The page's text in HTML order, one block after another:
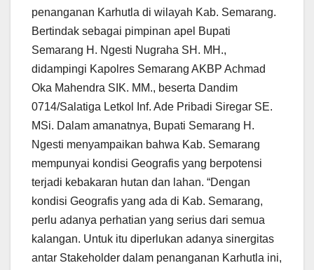
penanganan Karhutla di wilayah Kab. Semarang.
Bertindak sebagai pimpinan apel Bupati
Semarang H. Ngesti Nugraha SH. MH.,
didampingi Kapolres Semarang AKBP Achmad
Oka Mahendra SIK. MM., beserta Dandim
0714/Salatiga Letkol Inf. Ade Pribadi Siregar SE.
MSi. Dalam amanatnya, Bupati Semarang H.
Ngesti menyampaikan bahwa Kab. Semarang
mempunyai kondisi Geografis yang berpotensi
terjadi kebakaran hutan dan lahan. “Dengan
kondisi Geografis yang ada di Kab. Semarang,
perlu adanya perhatian yang serius dari semua
kalangan. Untuk itu diperlukan adanya sinergitas
antar Stakeholder dalam penanganan Karhutla ini,